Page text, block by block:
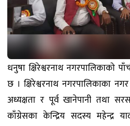
धनुषा क्षिरेश्वरनाथ नगरपालिकाको
छ । क्षिरेश्वरनाथ नगरपालिकाका
अध्यक्षता र पूर्व खानेपानी तथा
काँग्रेसका केन्द्रिय सदस्य महेन्द्र